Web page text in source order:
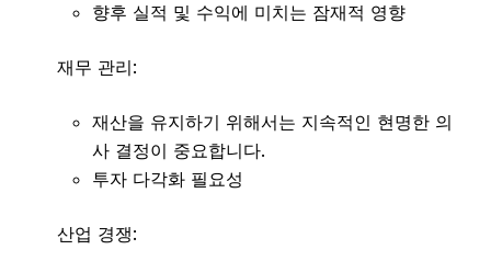
향후 실적 및 수익에 미치는 잠재적 영향
재무 관리:
재산을 유지하기 위해서는 지속적인 현명한 의
사 결정이 중요합니다.
투자 다각화 필요성
산업 경쟁: